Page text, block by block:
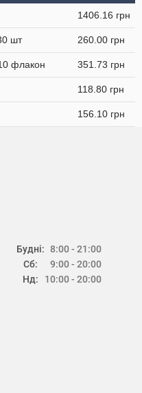
1406.16 грн
шт 260.00 грн
флакон 351.73 грн
118.80 грн
156.10 грн
Будні:
Сб:
Нд:
8:00 - 21:00
9:00 - 20:00
10:00 - 20:00